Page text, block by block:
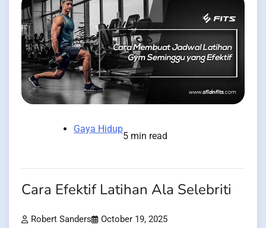
Gaya Hidup
5 min read
Cara Efektif Latihan Ala Selebriti
Robert Sanders October 19, 2025